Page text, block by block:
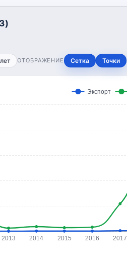
ОТОБРАЖЕНИЕ Сетка Точки
2013 2014 2015 2016 2017
Экспорт